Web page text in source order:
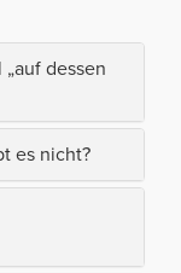
dessen
es nicht?